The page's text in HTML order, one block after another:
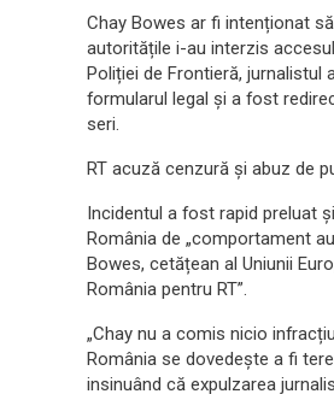
Chay Bowes ar fi intenționat
autoritățile i-au interzis
Poliției de Frontieră,
formularul legal și a fost
seri.
RT acuză cenzură și abuz de
Incidentul a fost rapid preluat
România de „comportament
Bowes, cetățean al Uniunii
România pentru RT”.
„Chay nu a comis nicio
România se dovedește a fi
insinuând că expulzarea